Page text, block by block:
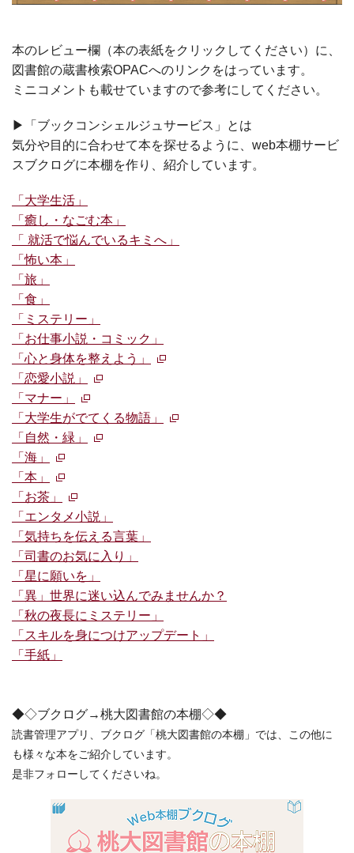
本のレビュー欄（本の表紙をクリックしてください）に、
図書館の蔵書検索OPACへのリンクをはっています。
ミニコメントも載せていますので参考にしてください。
▶「ブックコンシェルジュサービス」とは
気分や目的に合わせて本を探せるように、web本棚サービ
スブクログに本棚を作り、紹介しています。
「大学生活」
「癒し・なごむ本」
「 就活で悩んでいるキミへ」
「怖い本」
「旅」
「食」
「ミステリー」
「お仕事小説・コミック」
「心と身体を整えよう」
「恋愛小説」
「マナー」
「大学生がでてくる物語」
「自然・緑」
「海」
「本」
「お茶」
「エンタメ小説」
「気持ちを伝える言葉」
「司書のお気に入り」
「星に願いを」
「異」世界に迷い込んでみませんか？
「秋の夜長にミステリー」
「スキルを身につけアップデート」
「手紙」
◆◇ブクログ→桃大図書館の本棚◇◆
読書管理アプリ、ブクログ「桃大図書館の本棚」では、
この他に
も様々な本をご紹介しています。
是非フォローしてくださいね。